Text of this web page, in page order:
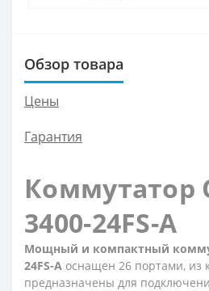
Обзор товара
Цены
Гарантия
Коммутатор
3400-24FS-A
Мощный и компактный
24FS-A оснащен 26 портами, из
предназначены для